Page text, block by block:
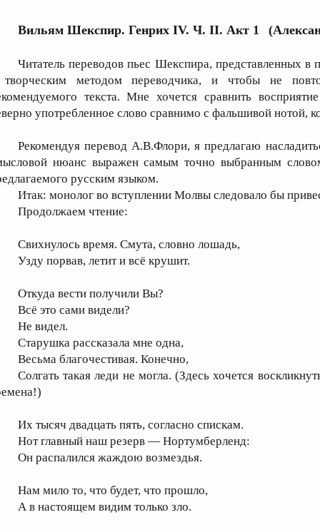
Вильям Шекспир. Генрих IV. Ч. II. Акт 1
Читатель переводов пьес Шекспира, представленных
методом переводчика, и чтобы не
текста. Мне хочется сравнить
употребленное слово сравнимо с фальшивой нотой,
Рекомендуя перевод А.В.Флори, я предлагаю
нюанс выражен самым точно выбранным
русским языком.
Итак: монолог во вступлении Молвы следовало бы
Продолжаем чтение:
Свихнулось время. Смута, словно лошадь,
Узду порвав, летит и всё крушит.
Откуда вести получили Вы?
Всё это сами видели?
Не видел.
Старушка рассказала мне одна,
Весьма благочестивая. Конечно,
Солгать такая леди не могла. (Здесь хочется
Их тысяч двадцать пять, согласно спискам.
Нот главный наш резерв — Нортумберленд:
Он распалился жаждою возмездья.
Нам мило то, что будет, что прошло,
А в настоящем видим только зло.